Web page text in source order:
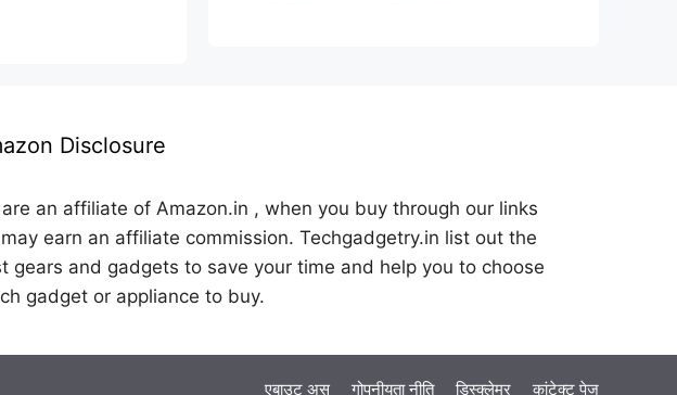
Disclosure
are an affiliate of Amazon.in , when you buy through our links
earn an affiliate commission. Techgadgetry.in list out the
gears and gadgets to save your time and help you to choose
gadget or appliance to buy.
एबाउट अस गोपनीयता नीति डिस्क्लेमर कांटेक्ट पेज